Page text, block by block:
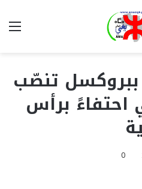
ببروكسل تنصّب
احتفاءً برأس
0